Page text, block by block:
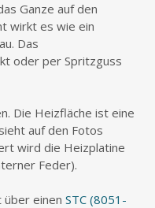
Ganze auf den
wirkt es wie ein
Das
oder per Spritzguss
Die Heizfläche ist eine
auf den Fotos
wird die Heizplatine
Feder).
einen STC (8051-